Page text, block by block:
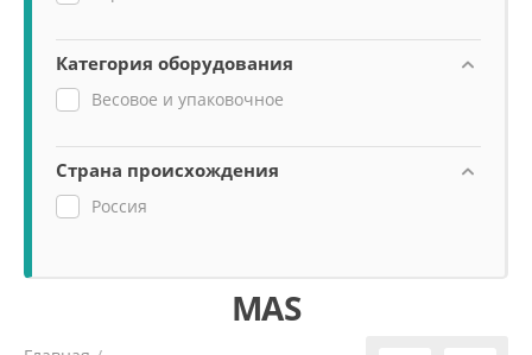
Категория оборудования
Весовое и упаковочное
Страна происхождения
Россия
MAS